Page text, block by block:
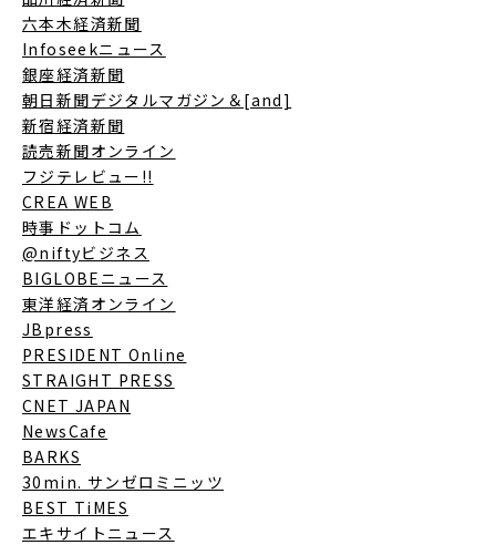
六本木経済新聞
Infoseekニュース
銀座経済新聞
朝日新聞デジタルマガジン＆[and]
新宿経済新聞
読売新聞オンライン
フジテレビュー!!
CREA WEB
時事ドットコム
@niftyビジネス
BIGLOBEニュース
東洋経済オンライン
JBpress
PRESIDENT Online
STRAIGHT PRESS
CNET JAPAN
NewsCafe
BARKS
30min. サンゼロミニッツ
BEST TiMES
エキサイトニュース